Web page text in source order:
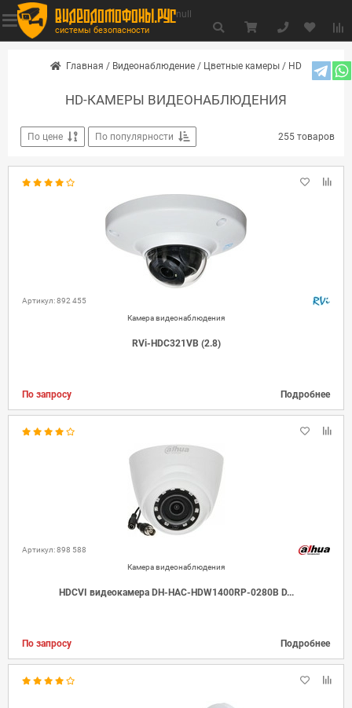
видеодомофоны.рус
системы безопасности
null
Главная / Видеонаблюдение / Цветные камеры / HD
HD-КАМЕРЫ ВИДЕОНАБЛЮДЕНИЯ
По цене По популярности 255 товаров
Артикул: 892 455
Камера видеонаблюдения
RVi-HDC321VB (2.8)
По запросу Подробнее
Артикул: 898 588
Камера видеонаблюдения
HDCVI видеокамера DH-HAC-HDW1400RP-0280B D...
По запросу Подробнее